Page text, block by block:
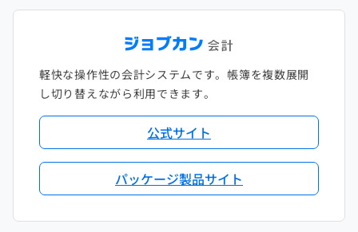
軽快な操作性の会計システムです。帳簿を複数展開
し切り替えながら利用できます。
公式サイト
パッケージ製品サイト